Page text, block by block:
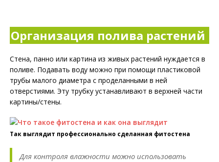
Организация полива растений
Стена, панно или картина из живых растений нуждается в
поливе. Подавать воду можно при помощи пластиковой
трубы малого диаметра с проделанными в ней
отверстиями. Эту трубку устанавливают в верхней части
картины/стены.
Так выглядит профессионально сделанная фитостена
Для контроля влажности можно использовать